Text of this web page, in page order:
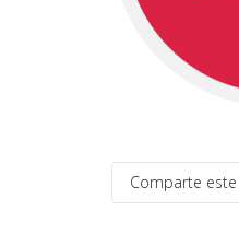
Comparte